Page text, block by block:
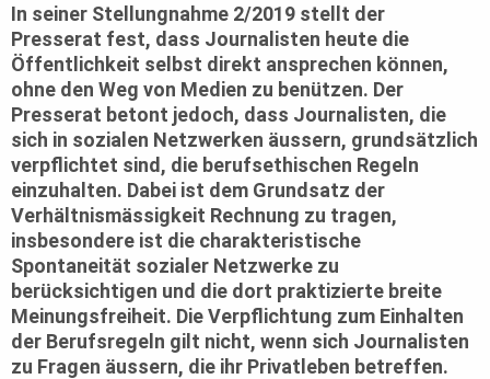
In seiner Stellungnahme 2/2019 stellt der
Presserat fest, dass Journalisten heute die
Öffentlichkeit selbst direkt ansprechen können,
ohne den Weg von Medien zu benützen. Der
Presserat betont jedoch, dass Journalisten, die
sich in sozialen Netzwerken äussern, grundsätzlich
verpflichtet sind, die berufsethischen Regeln
einzuhalten. Dabei ist dem Grundsatz der
Verhältnismässigkeit Rechnung zu tragen,
insbesondere ist die charakteristische
Spontaneität sozialer Netzwerke zu
berücksichtigen und die dort praktizierte breite
Meinungsfreiheit. Die Verpflichtung zum Einhalten
der Berufsregeln gilt nicht, wenn sich Journalisten
zu Fragen äussern, die ihr Privatleben betreffen.